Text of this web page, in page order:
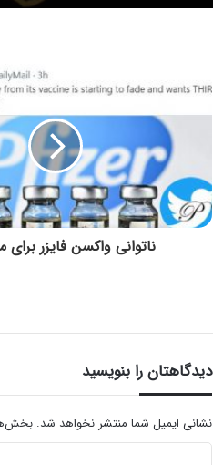
ناتوانی واکسن فایزر
دیدگاهتان را بنویسید
نشانی ایمیل شما منتشر نخواهد شد.